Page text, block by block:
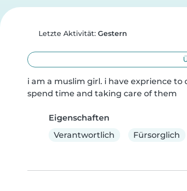
Letzte Aktivität: Gestern
i am a muslim girl. i have exprience
spend time and taking care of them
Eigenschaften
Verantwortlich
Fürsorglich